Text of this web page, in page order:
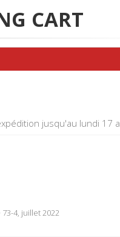
CART
jusqu'au lundi 17
4, juillet 2022